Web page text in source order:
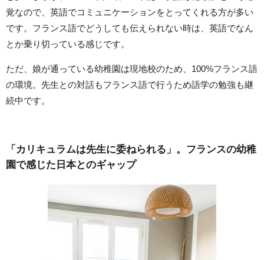
覚なので、英語でコミュニケーションをとってくれる方が多い
です。フランス語でどうしても伝えられない時は、英語でなん
とか乗り切っている感じです。
ただ、娘が通っている幼稚園は現地校のため、100%フランス語
の環境。先生との対話もフランス語で行うため語学の勉強も継
続中です。
「カリキュラムは先生に委ねられる」。フランスの幼稚
園で感じた日本とのギャップ